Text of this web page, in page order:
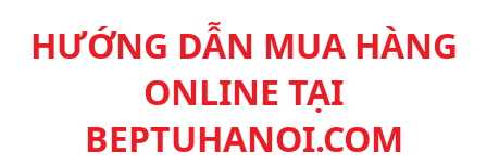
HƯỚNG DẪN MUA HÀNG
ONLINE TẠI
BEPTUHANOI.COM